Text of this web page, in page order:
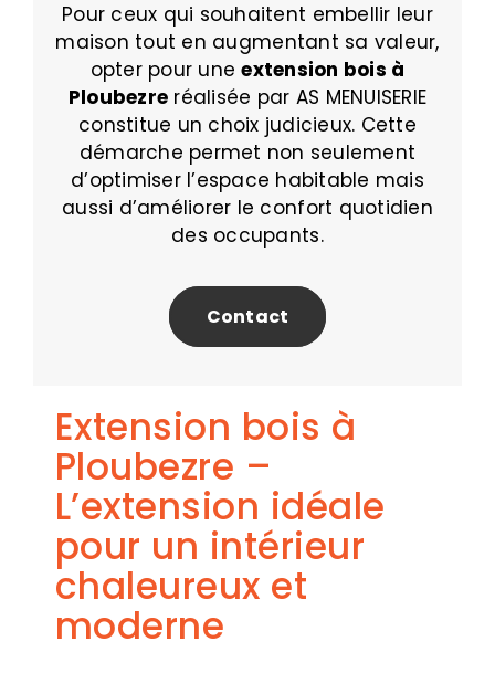
Pour ceux qui souhaitent embellir leur
maison tout en augmentant sa valeur,
opter pour uneextension bois à
Ploubezre réalisée par AS MENUISERIE
constitue un choix judicieux. Cette
démarche permet non seulement
d’optimiser l’espace habitable mais
aussi d’améliorer le confort quotidien
des occupants.
Contact
Extension bois à
Ploubezre –
L’extension idéale
pour un intérieur
chaleureux et
moderne